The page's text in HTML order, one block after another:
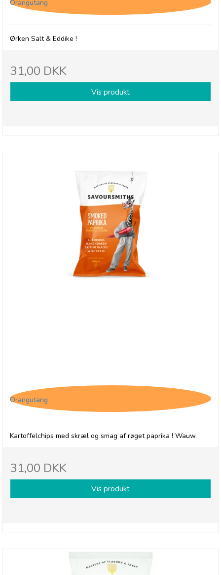
Orangutang
Ørken Salt & Eddike !
31,00 DKK
Vis produkt
Orangutang
Kartoffelchips med skræl og smag af røget paprika ! Wauw.
31,00 DKK
Vis produkt